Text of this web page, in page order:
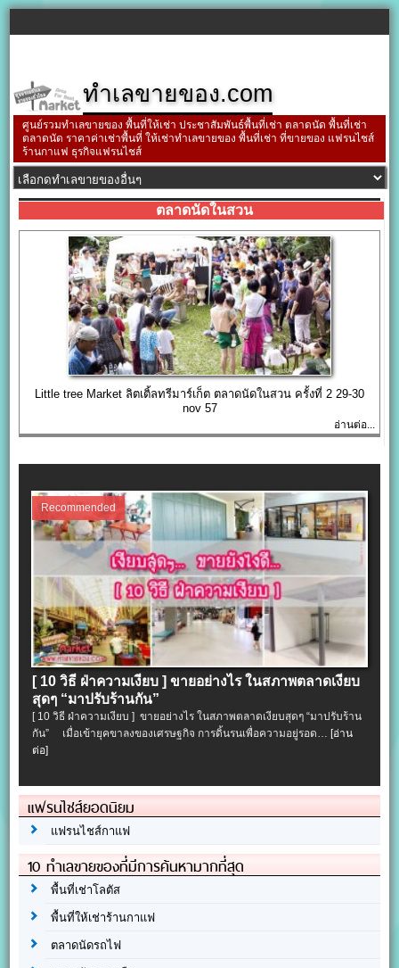
ทำเลขายของ.com
ศูนย์รวมทำเลขายของ พื้นที่ให้เช่า ประชาสัมพันธ์พื้นที่เช่า ตลาดนัด พื้นที่เช่า
ตลาดนัด ราคาค่าเช่าพื้นที่ ให้เช่าทำเลขายของ พื้นที่เช่า ที่ขายของ แฟรนไชส์
ร้านกาแฟ ธุรกิจแฟรนไชส์
ตลาดนัดในสวน
Little tree Market ลิตเติ้ลทรีมาร์เก็ต ตลาดนัดในสวน ครั้งที่ 2 29-30
nov 57
อ่านต่อ...
Recommended
[ 10 วิธี ฝ่าความเงียบ ] ขายอย่างไร ในสภาพตลาดเงียบ
สุดๆ “มาปรับร้านกัน”
[ 10 วิธี ฝ่าความเงียบ ] ขายอย่างไร ในสภาพตลาดเงียบสุดๆ “มาปรับร้าน
กัน” เมื่อเข้ายุคขาลงของเศรษฐกิจ การดิ้นรนเพื่อความอยู่รอด…[อ่าน
ต่อ]
แฟรนไชส์ยอดนิยม
แฟรนไชส์กาแฟ
10 ทำเลขายของที่มีการค้นหามากที่สุด
พื้นที่เช่าโลตัส
พื้นที่ให้เช่าร้านกาแฟ
ตลาดนัดรถไฟ